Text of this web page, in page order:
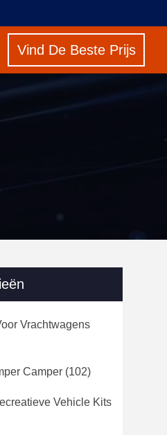
Vind De Beste Prijs
Vrachtwagens
Camper (102)
Vehicle Kits